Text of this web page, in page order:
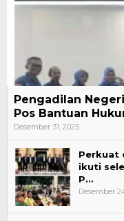
Pengadilan
Pos Bantuan
Desember 31, 2025
Perkuat
ikuti
P…
Desember